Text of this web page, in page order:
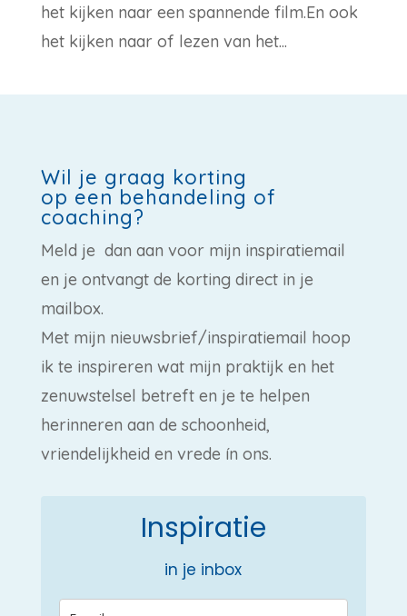
het kijken naar een spannende film.En ook
het kijken naar of lezen van het...
Wil je graag korting
op een behandeling of
coaching?
Meld je dan aan voor mijn inspiratiemail
en je ontvangt de korting direct in je
mailbox.
Met mijn nieuwsbrief/inspiratiemail hoop
ik te inspireren wat mijn praktijk en het
zenuwstelsel betreft en je te helpen
herinneren aan de schoonheid,
vriendelijkheid en vrede ín ons.
Inspiratie
in je inbox